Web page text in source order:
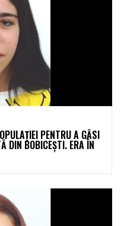
PENTRU A GĂSI
DIN BOBICEȘTI. ERA ÎN